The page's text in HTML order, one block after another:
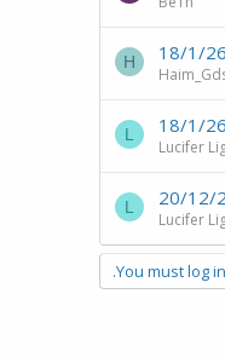
18/1/26
H
18/1/26
Lucifer
L
20/12/
Lucifer
L
You must log